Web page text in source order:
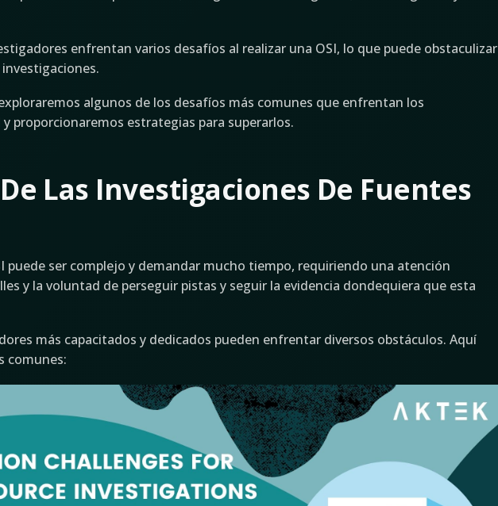
enfrentan varios desafíos al realizar una OSI, lo que puede obstaculizar
algunos de los desafíos más comunes que enfrentan los
proporcionaremos estrategias para superarlos.
Las Investigaciones De Fuentes
puede ser complejo y demandar mucho tiempo, requiriendo una atención
y la voluntad de perseguir pistas y seguir la evidencia dondequiera que esta
más capacitados y dedicados pueden enfrentar diversos obstáculos. Aquí
comunes: